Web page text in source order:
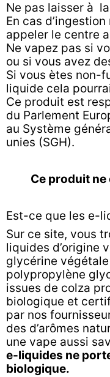
Ne pas laisser à
En cas
appeler le centre
Ne vapez pas si
ou si vous avez
Si vous ètes non-
liquide cela
Ce produit est
du Parlement
au Système
unies (SGH).
Ce produit
Est-ce que les e-
Sur ce site, vous
liquides d’origine
glycérine
polypropylène
issues de colza
biologique et
par nos
des d’arômes
une vape aussi
e-liquides ne
biologique.